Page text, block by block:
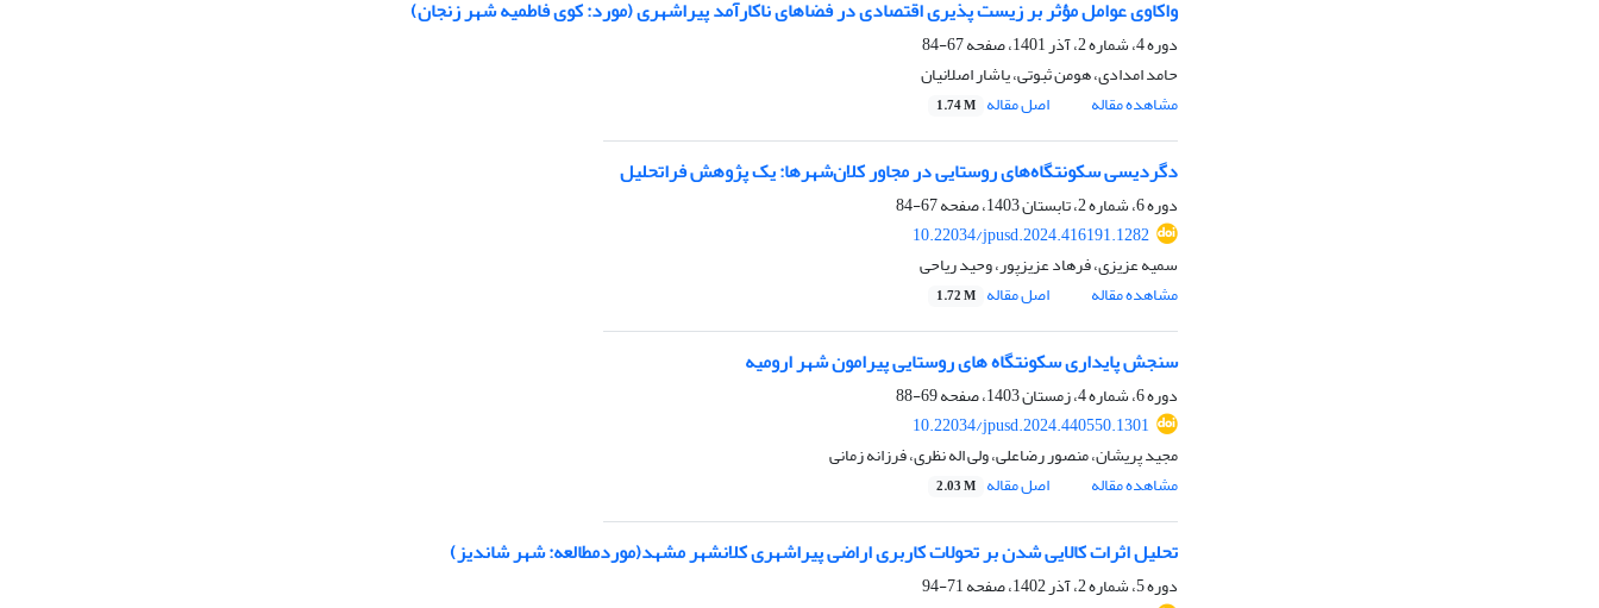
واکاوی عوامل مؤثر بر زیست پذیری اقتصادی در فضاهای ناکارآمد پیراشهری (مورد: کوی فاطمیه شهر زنجان)
دوره 4، شماره 2، آذر 1401، صفحه
67-84
حامد امدادی، هومن ثبوتی، یاشار اصلانیان
مشاهده مقاله
اصل مقاله 1.74 M
دگردیسی سکونتگاه‌های روستایی در مجاور کلان‌شهرها: یک پژوهش فراتحلیل
دوره 6، شماره 2، تابستان 1403، صفحه
67-84
10.22034/jpusd.2024.416191.1282
سمیه عزیزی، فرهاد عزیزپور، وحید ریاحی
مشاهده مقاله
اصل مقاله 1.72 M
سنجش پایداری سکونتگاه های روستایی پیرامون شهر ارومیه
دوره 6، شماره 4، زمستان 1403، صفحه
69-88
10.22034/jpusd.2024.440550.1301
مجید پریشان، منصور رضاعلی، ولی اله نظری، فرزانه زمانی
مشاهده مقاله
اصل مقاله 2.03 M
تحلیل اثرات کالایی شدن بر تحولات کاربری اراضی پیراشهری کلانشهر مشهد(موردمطالعه: شهر شاندیز)
دوره 5، شماره 2، آذر 1402، صفحه
71-94